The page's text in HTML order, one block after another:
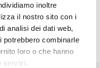
inoltre
il nostro sito con i
analisi dei dati web,
potrebbero combinarle
loro o che hanno
servizi.